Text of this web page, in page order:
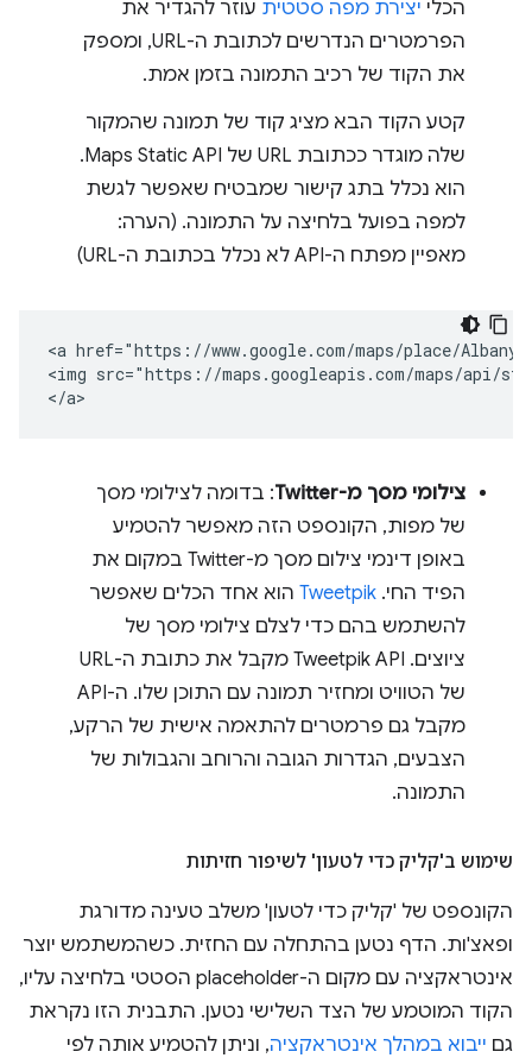
הכלי יצירת מפה סטטית עוזר להגדיר את
הפרמטרים הנדרשים לכתובת ה-URL, ומספק
את הקוד של רכיב התמונה בזמן אמת.
קטע הקוד הבא מציג קוד של תמונה שהמקור
שלה מוגדר ככתובת URL של Maps Static API.
הוא נכלל בתג קישור שמבטיח שאפשר לגשת
למפה בפועל בלחיצה על התמונה. (הערה:
מאפיין מפתח ה-API לא נכלל בכתובת ה-URL)
<a href="https://www.google.com/maps/place/
<img src="https://maps.googleapis.com/maps/api/
צילומי מסך מ-Twitter
: בדומה לצילומי מסך
של מפות, הקונספט הזה מאפשר להטמיע
באופן דינמי צילום מסך מ-Twitter במקום את
הפיד החי. Tweetpik הוא אחד הכלים שאפשר
להשתמש בהם כדי לצלם צילומי מסך של
ציוצים. ‏Tweetpik API מקבל את כתובת ה-URL
של הטוויט ומחזיר תמונה עם התוכן שלו. ה-API
מקבל גם פרמטרים להתאמה אישית של הרקע,
הצבעים, הגדרות הגובה והרוחב והגבולות של
התמונה.
שימוש ב'קליק כדי לטעון' לשיפור חזיתות
הקונספט של 'קליק כדי לטעון' משלב טעינה מדורגת
ופאצ'ות. הדף נטען בהתחלה עם החזית. כשהמשתמש יוצר
אינטראקציה עם מקום ה-placeholder הסטטי בלחיצה עליו,
הקוד המוטמע של הצד השלישי נטען. התבנית הזו נקראת
גם ייבוא במהלך אינטראקציה, וניתן להטמיע אותה לפי